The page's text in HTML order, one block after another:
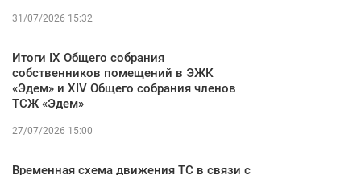
31/07/2026 15:32
Итоги IX Общего собрания
собственников помещений в ЭЖК
«Эдем» и XIV Общего собрания членов
ТСЖ «Эдем»
27/07/2026 15:00
Временная схема движения ТС в связи с